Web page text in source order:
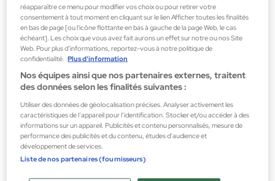
Découvrez les tendances maquillage pour l'automne 2025. Nous
vous présentons les couleurs incontournables pour les yeux, les
lèvres et les joues, ainsi que les produits indispensables à avoir dans
COMMENT RÉCUPÉRER SA PEAU APRÈS L'ÉTÉ : GUIDE
PRATIQUE
Le soleil, le chlore et le sel la déshydratent et l'abîment. Grâce à ce
guide pratique, nous vous apprendrons à récupérer votre peau après
l'été pour qu'elle soit saine et lumineuse.
réapparaître ce menu pour modifier vos choix ou pour retirer votre
consentement à tout moment en cliquant sur le lien Afficher toutes les finalités
en bas de page [ou l'icône flottante en bas à gauche de la page Web, le cas
échéant]. Les choix que vous avez fait aurons un effet sur notre ou nos Site
Web. Pour plus d’informations, reportez-vous à notre politique de
confidentialité. Plus d'information
Nos équipes ainsi que nos partenaires externes, traitent
des données selon les finalités suivantes :
Utiliser des données de géolocalisation précises. Analyser activement les
caractéristiques de l’appareil pour l’identification. Stocker et/ou accéder à des
informations sur un appareil. Publicités et contenu personnalisés, mesure de
performance des publicités et du contenu, études d’audience et
développement de services.
Liste de nos partenaires (fournisseurs)